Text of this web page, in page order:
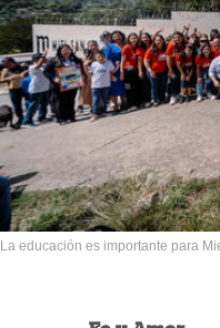
La educación es importante para